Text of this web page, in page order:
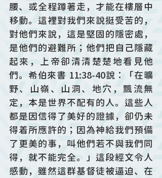
腰、或全程蹲著走，才能在樓層中
移動。這裡對我們來說挺受苦的，
對他們來說，這是堅固的隱密處，
是他們的避難所；他們把自己隱藏
起來，上帝卻清清楚楚地看見他
們。希伯來書 11:38-40說：「在曠
野、山嶺、山洞、地穴，飄流無
定，本是世界不配有的人。這些人
都是因信得了美好的證據，卻仍未
得着所應許的；因為神給我們預備
了更美的事，叫他們若不與我們同
得，就不能完全。」這段經文令人
感動，雖然這群基督徒被逼迫、在